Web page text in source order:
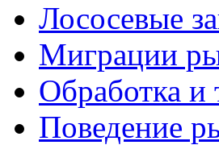
Лососевые
Миграции
Обработка и
Поведение